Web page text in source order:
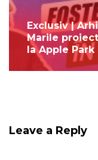
Exclusiv |
Marile
la Apple Park
Leave a Reply